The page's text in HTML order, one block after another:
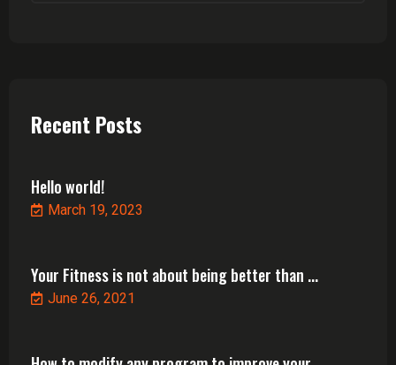
Recent Posts
Hello world!
March 19, 2023
Your Fitness is not about being better than ...
June 26, 2021